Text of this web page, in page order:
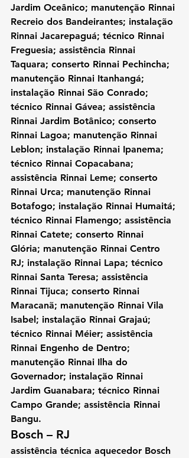
Jardim Oceânico; manutenção Rinnai
Recreio dos Bandeirantes; instalação
Rinnai Jacarepaguá; técnico Rinnai
Freguesia; assistência Rinnai
Taquara; conserto Rinnai Pechincha;
manutenção Rinnai Itanhangá;
instalação Rinnai São Conrado;
técnico Rinnai Gávea; assistência
Rinnai Jardim Botânico; conserto
Rinnai Lagoa; manutenção Rinnai
Leblon; instalação Rinnai Ipanema;
técnico Rinnai Copacabana;
assistência Rinnai Leme; conserto
Rinnai Urca; manutenção Rinnai
Botafogo; instalação Rinnai Humaitá;
técnico Rinnai Flamengo; assistência
Rinnai Catete; conserto Rinnai
Glória; manutenção Rinnai Centro
RJ; instalação Rinnai Lapa; técnico
Rinnai Santa Teresa; assistência
Rinnai Tijuca; conserto Rinnai
Maracanã; manutenção Rinnai Vila
Isabel; instalação Rinnai Grajaú;
técnico Rinnai Méier; assistência
Rinnai Engenho de Dentro;
manutenção Rinnai Ilha do
Governador; instalação Rinnai
Jardim Guanabara; técnico Rinnai
Campo Grande; assistência Rinnai
Bangu.
Bosch – RJ
assistência técnica aquecedor Bosch